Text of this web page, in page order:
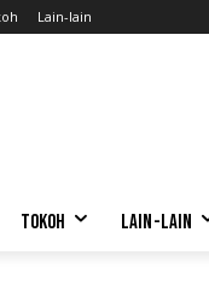
Lain-lain
TOKOH LAIN-LAIN